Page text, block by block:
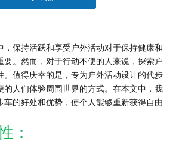
，保持活跃和享受户外活动对于保持健康和
要。然而，对于行动不便的人来说，探索户
。值得庆幸的是，专为户外活动设计的代步
的人们体验周围世界的方式。在本文中，我
车的好处和优势，使个人能够重新获得自由
：